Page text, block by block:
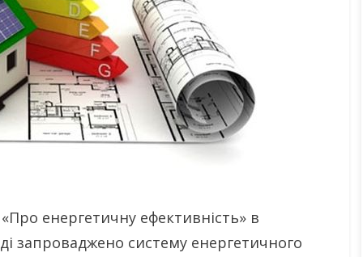
енергетичну ефективність» в
запроваджено систему енергетичного